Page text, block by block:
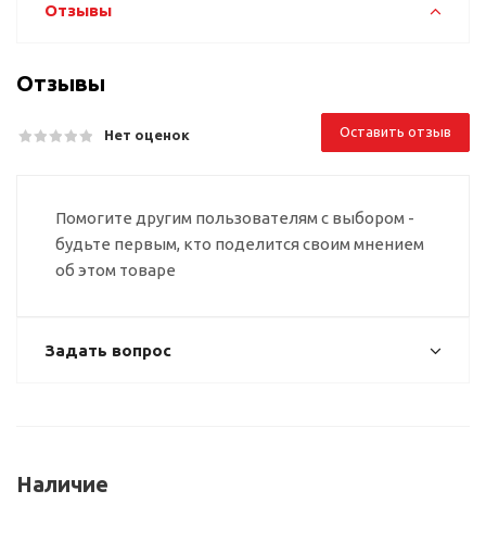
Отзывы
Отзывы
Нет оценок Оставить отзыв
Помогите другим пользователям с выбором -
будьте первым, кто поделится своим мнением
об этом товаре
Задать вопрос
Наличие